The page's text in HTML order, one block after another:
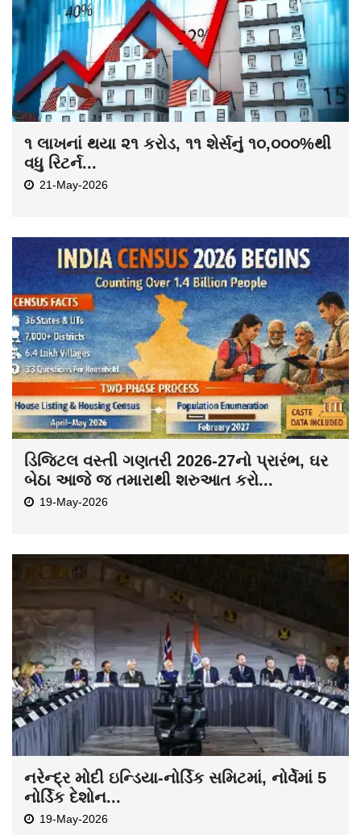
૧ લાખનાં થયા ૨૧ કરોડ, ૧૧ શેર્સનું ૧૦,૦૦૦%થી
વધુ રિટર્ન...
21-May-2026
ડિજિટલ વસ્તી ગણતરી 2026-27નો પ્રારંભ, ઘર
બેઠા આજે જ તમારાથી શરુઆત કરો...
19-May-2026
નરેન્દ્ર મોદી ઇન્ડિયા-નોર્ડિક સમિટમાં, નોર્વેમાં 5
નોર્ડિક દેશોન...
19-May-2026